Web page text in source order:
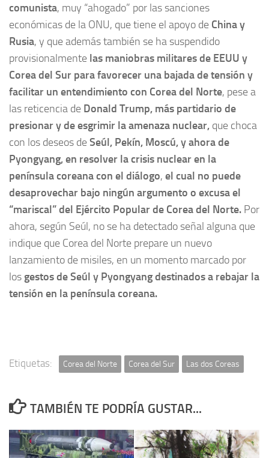
comunista, muy “ahogado” por las sanciones
económicas de la ONU, que tiene el apoyo de China y
Rusia, y que además también se ha suspendido
provisionalmente las maniobras militares de EEUU y
Corea del Sur para favorecer una bajada de tensión y
facilitar un entendimiento con Corea del Norte, pese a
las reticencia de Donald Trump, más partidario de
presionar y de esgrimir la amenaza nuclear, que choca
con los deseos deSeúl, Pekín, Moscú, y ahora de
Pyongyang, en resolver la crisis nuclear en la
península coreana con el diálogo, el cual no puede
desaprovechar bajo ningún argumento o excusa el
“mariscal” del Ejército Popular de Corea del Norte. Por
ahora, según Seúl, no se ha detectado señal alguna que
indique que Corea del Norte prepare un nuevo
lanzamiento de misiles, en un momento marcado por
los gestos de Seúl y Pyongyang destinados a rebajar la
tensión en la península coreana.
Etiquetas: Corea del Norte Corea del Sur Las dos Coreas
TAMBIÉN TE PODRÍA GUSTAR...